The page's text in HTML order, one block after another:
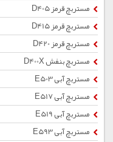
مستربچ قرمز D405
مستربچ قرمز D415
مستربچ قرمز D420
مستربچ بنفش D400X
مستربچ آبی E503
مستربچ آبی E517
مستربچ آبی E519
مستربچ آبی E593